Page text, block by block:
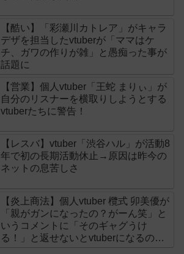
【酷い】「彩瀬川カトレア」がキャラ
デザを担当したvtuberが「ママはケ
チ、ガワの作りが雑」と愚痴った事が
話題に
【営業】個人vtuber「王蛇 まりぃ」が
自分のリスナーを横取りしようとする
vtuberたちに警告！
【レスバ】vtuber「渋谷ハル」が活動8
年で初の長期活動休止→原因は昨今の
ネットの息苦しさ
【炎上商法】個人vtuber 欖式 卯美優が
「親がガンになったの？がーん笑」と
いうコメントに「そのギャグうけ
る！」と返せないとvtuberになるのは